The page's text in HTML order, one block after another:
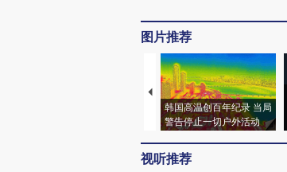
图片推荐
韩国高温创百年纪录 当局
警告停止一切户外活动
视听推荐